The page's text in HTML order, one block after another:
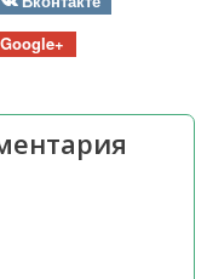
Google+